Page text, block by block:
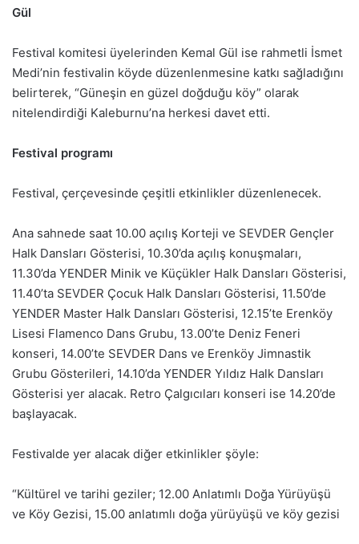
Gül
Festival komitesi üyelerinden Kemal Gül ise rahmetli İsmet
Medi’nin festivalin köyde düzenlenmesine katkı sağladığını
belirterek, “Güneşin en güzel doğduğu köy” olarak
nitelendirdiği Kaleburnu’na herkesi davet etti.
Festival programı
Festival, çerçevesinde çeşitli etkinlikler düzenlenecek.
Ana sahnede saat 10.00 açılış Korteji ve SEVDER Gençler
Halk Dansları Gösterisi, 10.30’da açılış konuşmaları,
11.30’da YENDER Minik ve Küçükler Halk Dansları Gösterisi,
11.40’ta SEVDER Çocuk Halk Dansları Gösterisi, 11.50’de
YENDER Master Halk Dansları Gösterisi, 12.15’te Erenköy
Lisesi Flamenco Dans Grubu, 13.00’te Deniz Feneri
konseri, 14.00’te SEVDER Dans ve Erenköy Jimnastik
Grubu Gösterileri, 14.10’da YENDER Yıldız Halk Dansları
Gösterisi yer alacak. Retro Çalgıcıları konseri ise 14.20’de
başlayacak.
Festivalde yer alacak diğer etkinlikler şöyle:
“Kültürel ve tarihi geziler; 12.00 Anlatımlı Doğa Yürüyüşü
ve Köy Gezisi, 15.00 anlatımlı doğa yürüyüşü ve köy gezisi